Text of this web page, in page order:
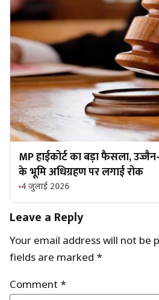
MP हाईकोर्ट का बड़ा फैसला,
के भूमि अधिग्रहण पर लगाई रोक
4 जुलाई 2026
Leave a Reply
Your email address will not be
fields are marked *
Comment *